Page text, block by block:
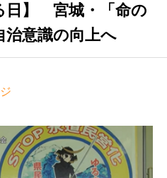
日】 宮城・「命の
治意識の向上へ